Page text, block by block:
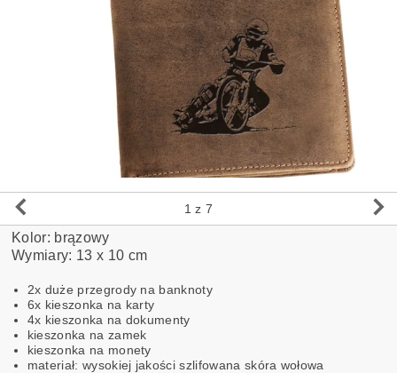
1 z 7
Kolor: brązowy
Wymiary: 13 x 10 cm
2x duże przegrody na banknoty
6x kieszonka na karty
4x kieszonka na dokumenty
kieszonka na zamek
kieszonka na monety
materiał: wysokiej jakości szlifowana skóra wołowa